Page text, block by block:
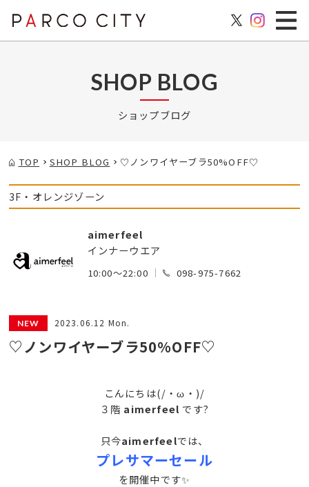
SHOP BLOG
ショップブログ
TOP SHOP BLOG ♡ノンワイヤーブラ50%OFF♡
3F・オレンジゾーン
aimerfeel
インナーウエア
10:00～22:00 098-975-7662
2023.06.12 Mon.
♡ノンワイヤーブラ50%OFF♡
こんにちは(/・ω・)/
３階 aimerfeel です?
只今aimerfeelでは、
プレサマーセール
を開催中です✨